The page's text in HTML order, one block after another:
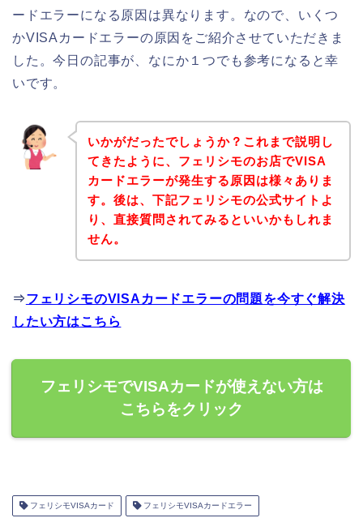
ードエラーになる原因は異なります。なので、いくつ
かVISAカードエラーの原因をご紹介させていただきま
した。今日の記事が、なにか１つでも参考になると幸
いです。
いかがだったでしょうか？これまで説明し
てきたように、フェリシモのお店でVISA
カードエラーが発生する原因は様々ありま
す。後は、下記フェリシモの公式サイトよ
り、直接質問されてみるといいかもしれま
せん。
⇒フェリシモのVISAカードエラーの問題を今すぐ解決
したい方はこちら
フェリシモでVISAカードが使えない方は
こちらをクリック
フェリシモVISAカード フェリシモVISAカードエラー